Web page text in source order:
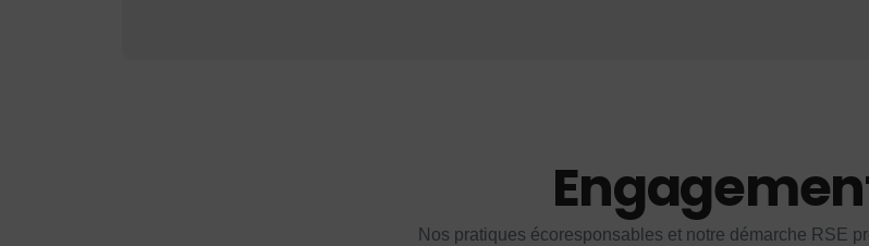
Nos pratiques écoresponsables et notre démarche RSE